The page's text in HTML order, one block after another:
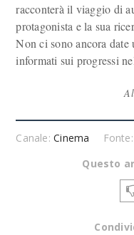
racconterà il viaggio di
protagonista e la sua
Non ci sono ancora
informati sui progressi
Canale:Cinema
Questo